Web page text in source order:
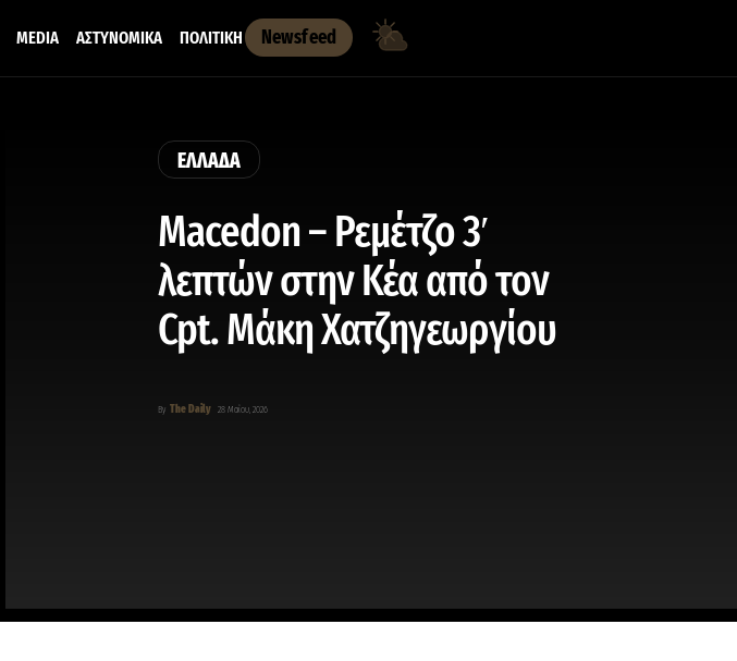
MEDIA ΑΣΤΥΝΟΜΙΚΑ ΠΟΛΙΤΙΚΗ Newsfeed
ΕΛΛΑΔΑ
Macedon – Ρεμέτζο 3′
λεπτών στην Κέα από τον
Cpt. Μάκη Χατζηγεωργίου
By The Daily 28 Μαΐου, 2026